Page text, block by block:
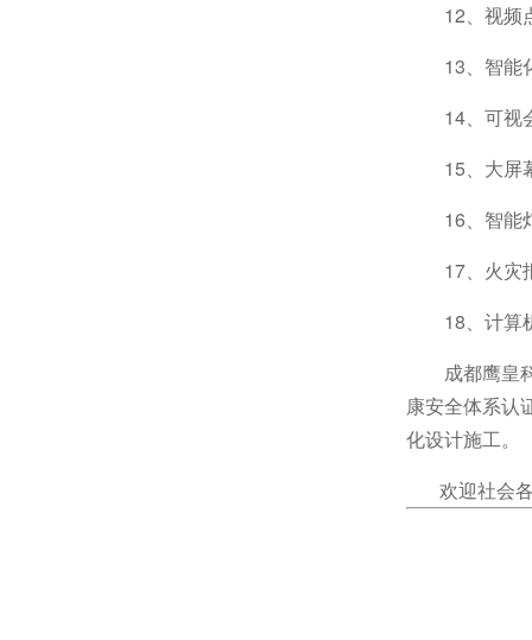
12、视频
13、智能
14、可视
15、大屏
16、智能
17、火灾
18、计算
成都鹰皇
康安全体系认
化设计施工。
欢迎社会各